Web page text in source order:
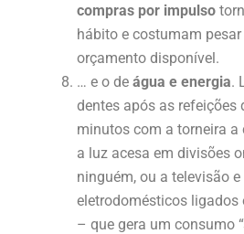
compras por impulso
hábito e costumam
orçamento disponível.
… e o de água e energia.
dentes após as refeições
minutos com a torneira a
a luz acesa em divisões
ninguém, ou a televisão
eletrodomésticos ligados
– que gera um consumo